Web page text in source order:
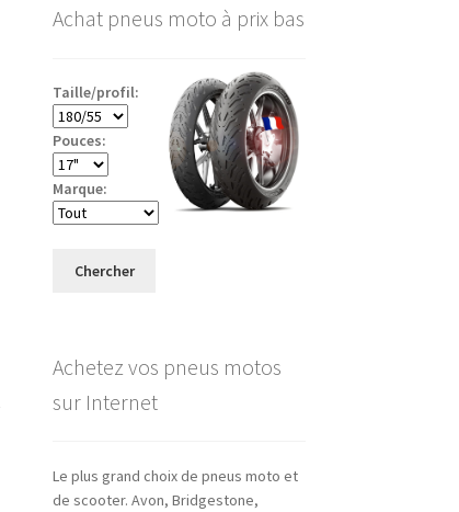
Achat pneus moto à prix bas
Taille/profil:
Pouces:
Marque:
Chercher
Achetez vos pneus motos
sur Internet
Le plus grand choix de pneus moto et
de scooter. Avon, Bridgestone,